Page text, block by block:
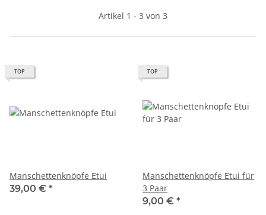
Artikel 1 - 3 von 3
TOP
Manschettenknöpfe Etui
39,00 € *
TOP
Manschettenknöpfe Etui für
3 Paar
9,00 € *